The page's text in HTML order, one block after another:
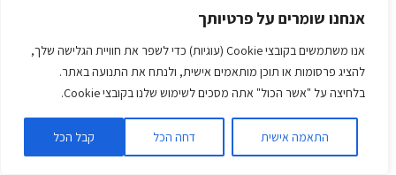
אנחנו שומרים על פרטיותך
אנו משתמשים בקובצי Cookie (עוגיות) כדי לשפר את חוויית הגלישה שלך,
להציג פרסומות או תוכן מותאמים אישית, ולנתח את התנועה באתר.
בלחיצה על "אשר הכול" אתה מסכים לשימוש שלנו בקובצי Cookie.
התאמה אישית דחה הכל קבל הכל